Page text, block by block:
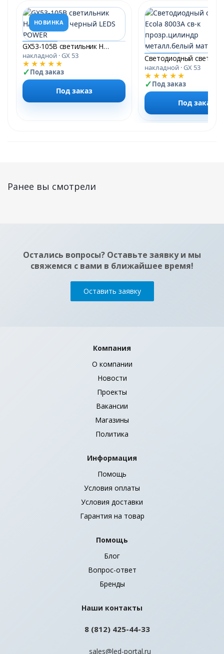
НОВИНКА
GX53-105B светильник НАКЛАДНОЙ черный LEDS POWER
накладной · GX 53
★★★★★
Под заказ
Под заказ
накладной · GX 53
★★★★★
Под заказ
Под заказ
Ранее вы смотрели
Остались вопросы? Оставьте заявку и мы
свяжемся с вами в ближайшее время!
Оставить заявку
Компания
О компании
Новости
Проекты
Вакансии
Магазины
Политика
Информация
Помощь
Условия оплаты
Условия доставки
Гарантия на товар
Помощь
Блог
Вопрос-ответ
Бренды
Наши контакты
8 (812) 425-44-33
sales@led-portal.ru